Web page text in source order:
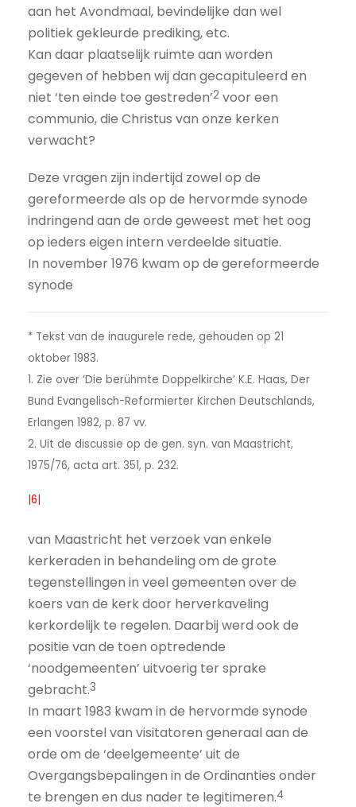
aan het Avondmaal, bevindelijke dan wel
politiek gekleurde prediking, etc.
Kan daar plaatselijk ruimte aan worden
gegeven of hebben wij dan gecapituleerd en
niet ‘ten einde toe gestreden’2 voor een
communio, die Christus van onze kerken
verwacht?
Deze vragen zijn indertijd zowel op de
gereformeerde als op de hervormde synode
indringend aan de orde geweest met het oog
op ieders eigen intern verdeelde situatie.
In november 1976 kwam op de gereformeerde
synode
* Tekst van de inaugurele rede, gehouden op 21
oktober 1983.
1. Zie over ‘Die berühmte Doppelkirche’ K.E. Haas, Der
Bund Evangelisch-Reformierter Kirchen Deutschlands,
Erlangen 1982, p. 87 vv.
2. Uit de discussie op de gen. syn. van Maastricht,
1975/76, acta art. 351, p. 232.
|6|
van Maastricht het verzoek van enkele
kerkeraden in behandeling om de grote
tegenstellingen in veel gemeenten over de
koers van de kerk door herverkaveling
kerkordelijk te regelen. Daarbij werd ook de
positie van de toen optredende
‘noodgemeenten’ uitvoerig ter sprake
gebracht.3
In maart 1983 kwam in de hervormde synode
een voorstel van visitatoren generaal aan de
orde om de ‘deelgemeente’ uit de
Overgangsbepalingen in de Ordinanties onder
te brengen en dus nader te legitimeren.4